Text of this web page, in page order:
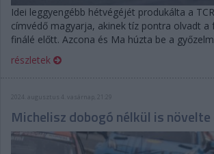
Idei leggyengébb hétvégéjét produkálta a
címvédő magyarja, akinek tíz pontra olvadt a
finálé előtt. Azcona és Ma húzta be a
részletek
2024. augusztus 4. vasárnap, 21:29
Michelisz dobogó nélkül is